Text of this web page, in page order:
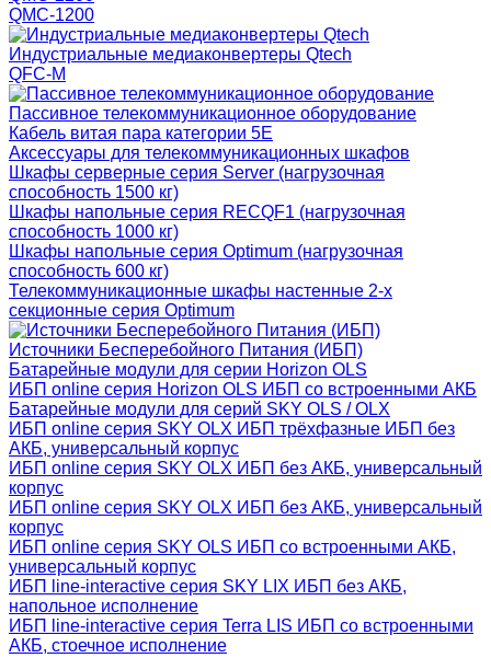
QMC-1200
Индустриальные медиаконвертеры Qtech
QFC-M
Пассивное телекоммуникационное оборудование
Кабель витая пара категории 5Е
Аксессуары для телекоммуникационных шкафов
Шкафы серверные серия Server (нагрузочная
способность 1500 кг)
Шкафы напольные серия RECQF1 (нагрузочная
способность 1000 кг)
Шкафы напольные серия Optimum (нагрузочная
способность 600 кг)
Телекоммуникационные шкафы настенные 2-х
секционные серия Optimum
Источники Бесперебойного Питания (ИБП)
Батарейные модули для серии Horizon OLS
ИБП online серия Horizon OLS ИБП со встроенными АКБ
Батарейные модули для серий SKY OLS / OLX
ИБП online серия SKY OLX ИБП трёхфазные ИБП без
АКБ, универсальный корпус
ИБП online серия SKY OLX ИБП без АКБ, универсальный
корпус
ИБП online серия SKY OLX ИБП без АКБ, универсальный
корпус
ИБП online серия SKY OLS ИБП со встроенными АКБ,
универсальный корпус
ИБП line-interactive серия SKY LIX ИБП без АКБ,
напольное исполнение
ИБП line-interactive серия Terra LIS ИБП со встроенными
АКБ, стоечное исполнение